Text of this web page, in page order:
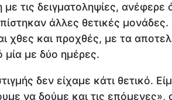
τις δειγματοληψίες, ανέφερε
άλλες θετικές μονάδες.
χθες και προχθές, με τα
μία με δύο ημέρες.
δεν είχαμε κάτι θετικό.
να δούμε και τις επόμενες»,